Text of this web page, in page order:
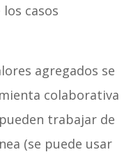
casos
agregados se
colaborativa
trabajar de
(se puede usar